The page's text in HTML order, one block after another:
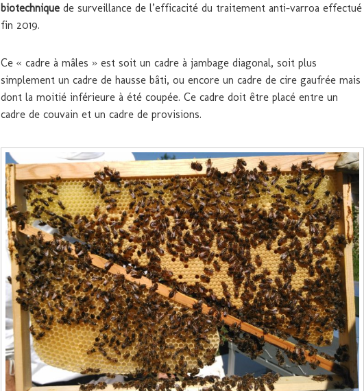
biotechnique de surveillance de l’efficacité du traitement anti-varroa effectué
fin 2019.
Ce « cadre à mâles » est soit un cadre à jambage diagonal, soit plus
simplement un cadre de hausse bâti, ou encore un cadre de cire gaufrée mais
dont la moitié inférieure à été coupée. Ce cadre doit être placé entre un
cadre de couvain et un cadre de provisions.